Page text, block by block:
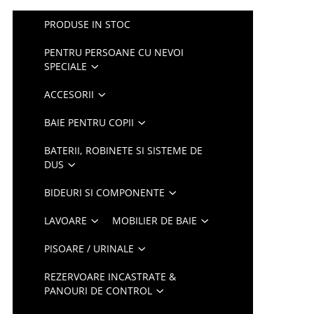
PRODUSE IN STOC
PENTRU PERSOANE CU NEVOI
SPECIALE
ACCESORII
BAIE PENTRU COPII
BATERII, ROBINETE SI SISTEME DE
DUS
BIDEURI SI COMPONENTE
LAVOARE MOBILIER DE BAIE
PISOARE / URINALE
REZERVOARE INCASTRATE &
PANOURI DE CONTROL